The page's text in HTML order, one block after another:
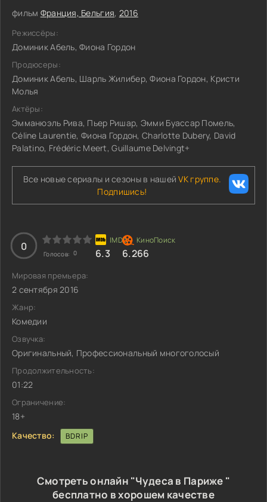
фильм Франция, Бельгия, 2016
Режиссёры:
Доминик Абель, Фиона Гордон
Продюсеры:
Доминик Абель, Шарль Жилибер, Фиона Гордон, Кристи
Молья
Актёры:
Эмманюэль Рива, Пьер Ришар, Эмми Буассар Помель,
Céline Laurentie, Фиона Гордон, Charlotte Dubery, David
Palatino, Frédéric Meert, Guillaume Delvingt+
Все новые сериалы и сезоны в нашейVK группе.
Подпишись!
0
Голосов: 0 6.3 6.266
Мировая премьера:
2 сентября 2016
Жанр:
Комедии
Озвучка:
Оригинальный, Профессиональный многоголосый
Продолжительность:
01:22
Ограничение:
18+
Качество:
BDRIP
Смотреть онлайн "Чудеса в Париже "
бесплатно в хорошем качестве